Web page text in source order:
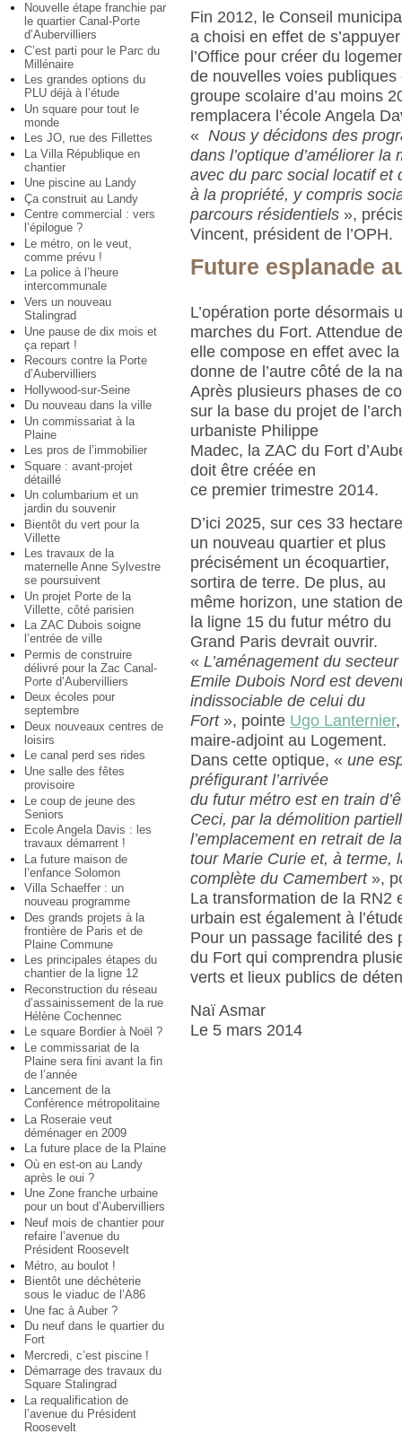
Nouvelle étape franchie par
le quartier Canal-Porte
d’Aubervilliers
C’est parti pour le Parc du
Millénaire
Les grandes options du
PLU déjà à l’étude
Un square pour tout le
monde
Les JO, rue des Fillettes
La Villa République en
chantier
Une piscine au Landy
Ça construit au Landy
Centre commercial : vers
l’épilogue ?
Le métro, on le veut,
comme prévu !
La police à l’heure
intercommunale
Vers un nouveau
Stalingrad
Une pause de dix mois et
ça repart !
Recours contre la Porte
d’Aubervilliers
Hollywood-sur-Seine
Du nouveau dans la ville
Un commissariat à la
Plaine
Les pros de l’immobilier
Square : avant-projet
détaillé
Un columbarium et un
jardin du souvenir
Bientôt du vert pour la
Villette
Les travaux de la
maternelle Anne Sylvestre
se poursuivent
Un projet Porte de la
Villette, côté parisien
La ZAC Dubois soigne
l’entrée de ville
Permis de construire
délivré pour la Zac Canal-
Porte d’Aubervilliers
Deux écoles pour
septembre
Deux nouveaux centres de
loisirs
Le canal perd ses rides
Une salle des fêtes
provisoire
Le coup de jeune des
Seniors
Ecole Angela Davis : les
travaux démarrent !
La future maison de
l’enfance Solomon
Villa Schaeffer : un
nouveau programme
Des grands projets à la
frontière de Paris et de
Plaine Commune
Les principales étapes du
chantier de la ligne 12
Reconstruction du réseau
d’assainissement de la rue
Hélène Cochennec
Le square Bordier à Noël ?
Le commissariat de la
Plaine sera fini avant la fin
de l’année
Lancement de la
Conférence métropolitaine
La Roseraie veut
déménager en 2009
La future place de la Plaine
Où en est-on au Landy
après le oui ?
Une Zone franche urbaine
pour un bout d’Aubervilliers
Neuf mois de chantier pour
refaire l’avenue du
Président Roosevelt
Métro, au boulot !
Bientôt une déchèterie
sous le viaduc de l’A86
Une fac à Auber ?
Du neuf dans le quartier du
Fort
Mercredi, c’est piscine !
Démarrage des travaux du
Square Stalingrad
La requalification de
l’avenue du Président
Roosevelt
Fin 2012, le Conseil
a choisi en effet de
l’Office pour créer du
de nouvelles voies publiques
groupe scolaire d’au moins
remplacera l’école Angela
« Nous y décidons des
dans l’optique d’améliorer la
avec du parc social locatif et
à la propriété, y compris
parcours résidentiels »,
Vincent, président de l’OPH.
Future esplanade
L’opération porte désormais
marches du Fort. Attendue
elle compose en effet avec
donne de l’autre côté de la
Après plusieurs phases de
sur la base du projet de
urbaniste Philippe
Madec, la ZAC du Fort
doit être créée en
ce premier trimestre 2014.
D’ici 2025, sur ces 33
un nouveau quartier et plus
précisément un écoquartier,
sortira de terre. De plus, au
même horizon, une station
la ligne 15 du futur métro du
Grand Paris devrait ouvrir.
«L’aménagement du secteur
Emile Dubois Nord est
indissociable de celui du
Fort», pointe Ugo Lanternier,
maire-adjoint au Logement.
Dans cette optique, «une
préfigurant l’arrivée
du futur métro est en train
Ceci, par la démolition
l’emplacement en retrait de la
tour Marie Curie et, à terme,
complète du Camembert»,
La transformation de la RN2
urbain est également à
Pour un passage facilité des
du Fort qui comprendra
verts et lieux publics de
Naï Asmar
Le 5 mars 2014